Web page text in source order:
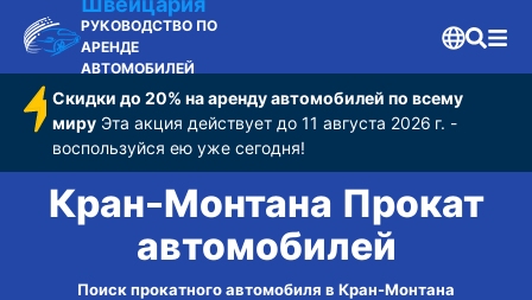
РУКОВОДСТВО ПО
АРЕНДЕ
АВТОМОБИЛЕЙ
Скидки до 20% на аренду автомобилей по всему
мируЭта акция действует до 11 августа 2026 г. -
воспользуйся ею уже сегодня!
Кран-Монтана Прокат
автомобилей
Поиск прокатного автомобиля в Кран-Монтана